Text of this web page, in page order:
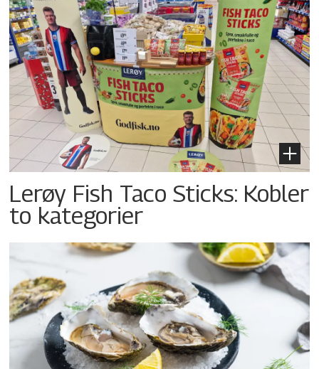
Lerøy Fish Taco Sticks: Kobler
to kategorier